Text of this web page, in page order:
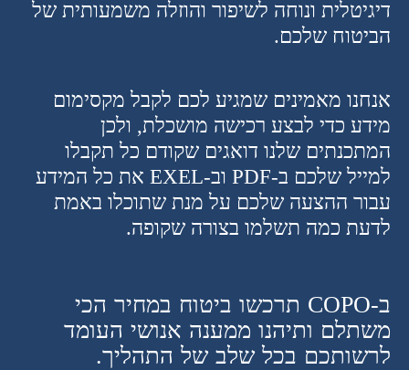
דיגיטלית ונוחה לשיפור והוזלה משמעותית של
הביטוח שלכם.
אנחנו מאמינים שמגיע לכם לקבל מקסימום
מידע כדי לבצע רכישה מושכלת, ולכן
המתכנתים שלנו דואגים שקודם כל תקבלו
למייל שלכם ב-PDF וב-EXEL את כל המידע
עבור ההצעה שלכם על מנת שתוכלו באמת
לדעת כמה תשלמו בצורה שקופה.
ב-COPO תרכשו ביטוח במחיר הכי
משתלם ותיהנו ממענה אנושי העומד
לרשותכם בכל שלב של התהליך.